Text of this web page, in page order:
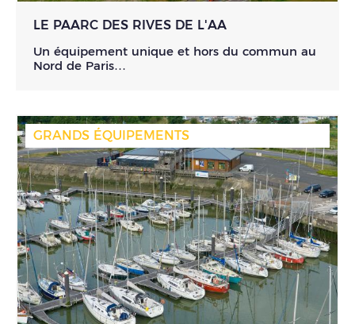
LE PAARC DES RIVES DE L'AA
Un équipement unique et hors du commun au
Nord de Paris…
GRANDS ÉQUIPEMENTS